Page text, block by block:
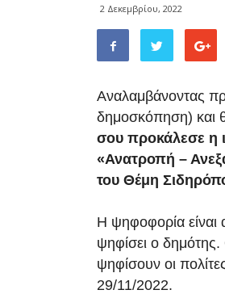
2 Δεκεμβρίου, 2022
Αναλαμβάνοντας
δημοσκόπηση) και
σου προκάλεσε η
«Ανατροπή –
του Θέμη
Η ψηφοφορία
ψηφίσει ο
ψηφίσουν οι
29/11/2022.